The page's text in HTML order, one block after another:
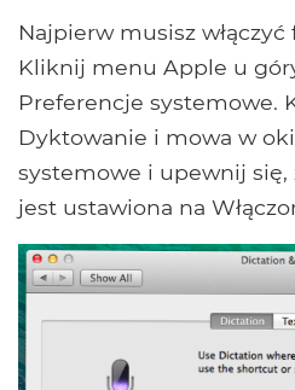
Najpierw musisz
Kliknij menu Apple u
Preferencje systemowe.
Dyktowanie i mowa w
systemowe i upewnij
jest ustawiona na